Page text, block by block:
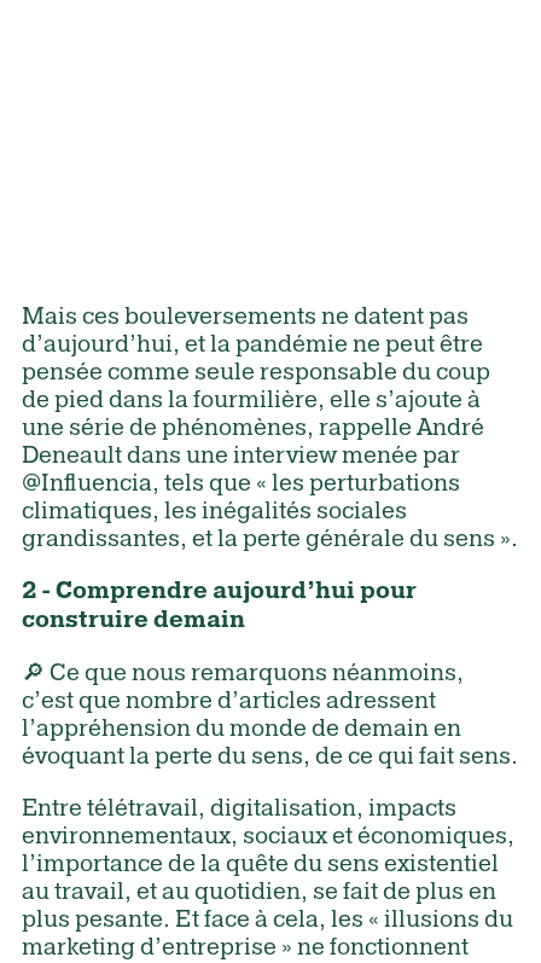
Mais ces bouleversements ne datent pas
d’aujourd’hui, et la pandémie ne peut être
pensée comme seule responsable du coup
de pied dans la fourmilière, elle s’ajoute à
une série de phénomènes, rappelle André
Deneault dans une interview menée par
@Influencia, tels que « les perturbations
climatiques, les inégalités sociales
grandissantes, et la perte générale du sens ».
2 - Comprendre aujourd’hui pour
construire demain
🔎 Ce que nous remarquons néanmoins,
c’est que nombre d’articles adressent
l’appréhension du monde de demain en
évoquant la perte du sens, de ce qui fait sens.
Entre télétravail, digitalisation, impacts
environnementaux, sociaux et économiques,
l’importance de la quête du sens existentiel
au travail, et au quotidien, se fait de plus en
plus pesante. Et face à cela, les « illusions du
marketing d’entreprise » ne fonctionnent